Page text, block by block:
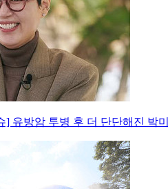
] 유방암 투병 후 더 단단해진 박